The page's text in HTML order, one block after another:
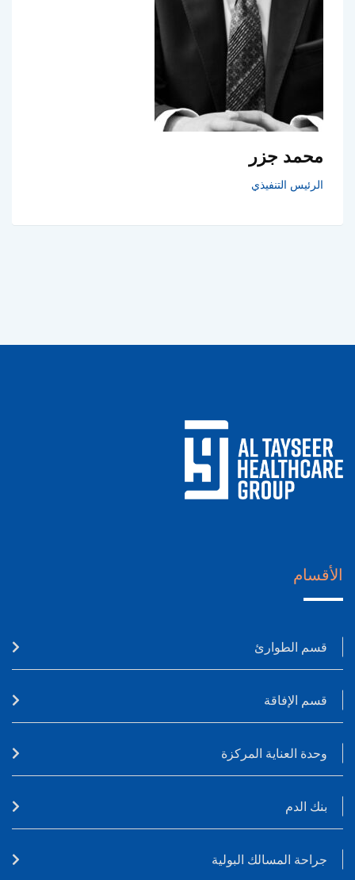
محمد جزر
الرئيس التنفيذي
الأقسام
قسم الطوارئ
قسم الإفاقة
وحدة العناية المركزة
بنك الدم
جراحة المسالك البولية